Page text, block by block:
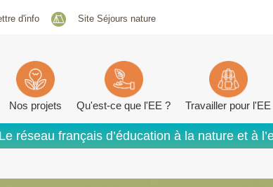
d'info Site Séjours nature
Nos projets Qu'est-ce que l'EE ? Travailler pour l'EE
Le réseau français d’éducation à la nature et à